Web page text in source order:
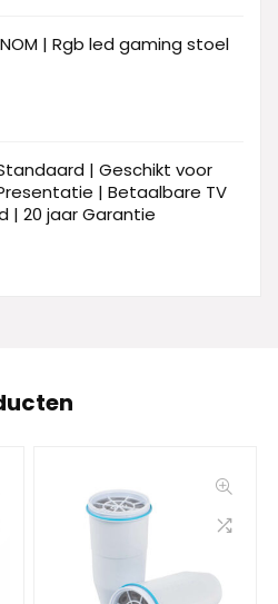
| Rgb led gaming stoel
| Geschikt voor
| Betaalbare TV
| 20 jaar Garantie